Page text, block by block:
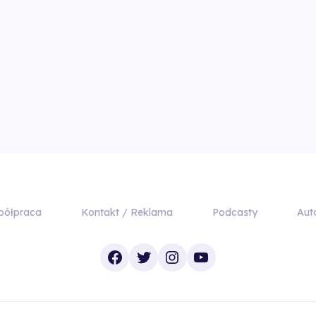
Kontakt / Reklama Podcasty
Facebook
TwitterInstagram
YouTube